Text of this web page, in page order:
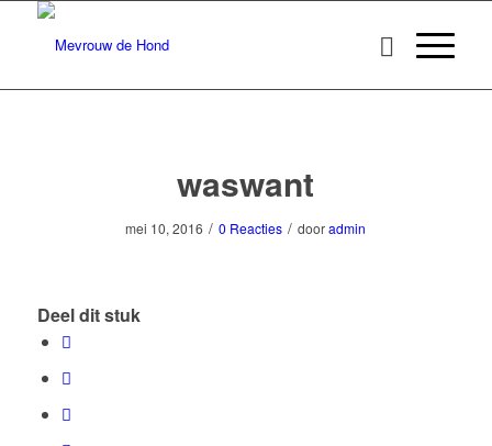
waswant
mei 10, 2016 / 0 Reacties / dooradmin
Deel dit stuk